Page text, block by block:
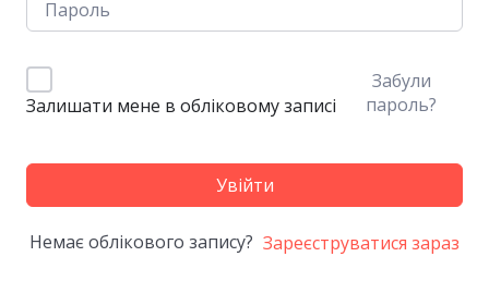
Залишати мене в обліковому записі
Забули
пароль?
Увійти
Немає облікового запису? Зареєструватися зараз